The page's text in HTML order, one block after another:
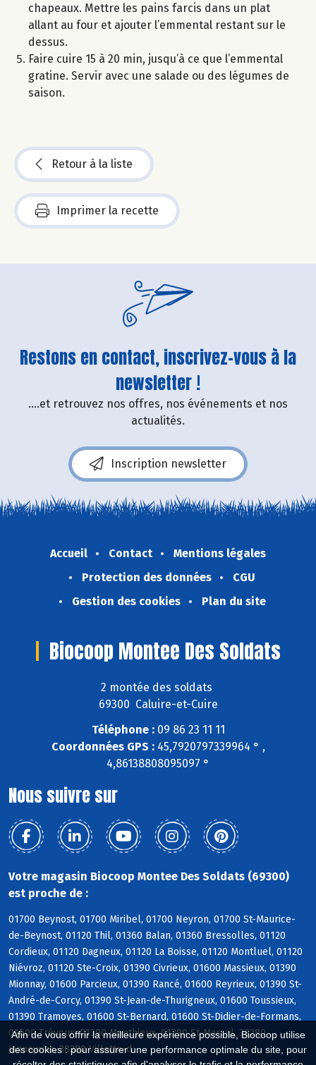
Afin de vous offrir la meilleure expérience possible, Biocoop utilise
des cookies : pour assurer une performance optimale du site, pour
chapeaux. Mettre les pains farcis dans un plat
allant au four et ajouter l’emmental restant sur le
dessus.
Faire cuire 15 à 20 min, jusqu’à ce que l’emmental
gratine. Servir avec une salade ou des légumes de
saison.
Retour à la liste
Imprimer la recette
Restons en contact, inscrivez-vous à la
newsletter !
....et retrouvez nos offres, nos événements et nos
actualités.
Inscription newsletter
Accueil Contact
Mentions légales
Protection des données
CGU
Gestion des cookies
Plan du site
Biocoop Montee Des Soldats
2 montée des soldats
69300 Caluire-et-Cuire
Téléphone :09 86 23 11 11
Coordonnées GPS :45,7920797339964 ° ,
4,86138808095097 °
Nous suivre sur
Votre magasin Biocoop Montee Des Soldats (69300)
est proche de :
01700 Beynost, 01700 Miribel, 01700 Neyron, 01700 St-Maurice-
de-Beynost, 01120 Thil, 01360 Balan, 01360 Bressolles, 01120
Cordieux, 01120 Dagneux, 01120 La Boisse, 01120 Montluel, 01120
Niévroz, 01120 Ste-Croix, 01390 Civrieux, 01600 Massieux, 01390
Mionnay, 01600 Parcieux, 01390 Rancé, 01600 Reyrieux, 01390 St-
André-de-Corcy, 01390 St-Jean-de-Thurigneux, 01600 Toussieux,
01390 Tramoyes, 01600 St-Bernard, 01600 St-Didier-de-Formans,
01600 Trévoux, 01390 Monthieux, 01390 St-Marcel, 38280
Janneyrias, 38280 Villette-d